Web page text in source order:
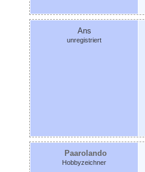
Ans
unregistriert
Paarolando
Hobbyzeichner